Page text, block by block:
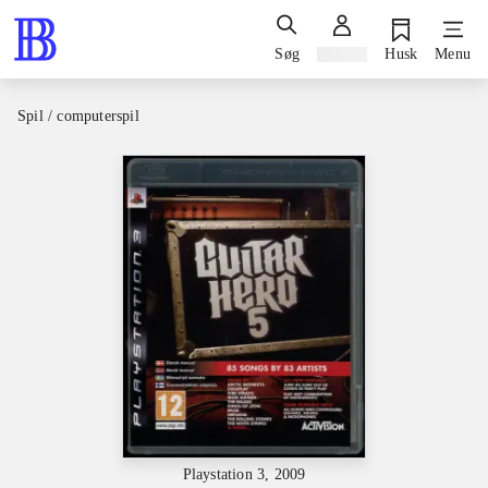
Søg Husk Menu
Spil / computerspil
Playstation 3, 2009